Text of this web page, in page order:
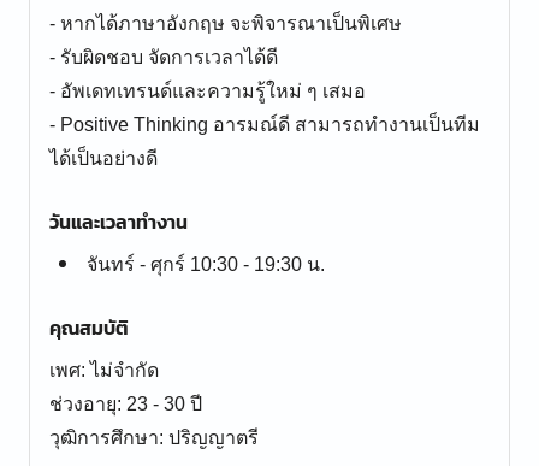
- หากได้ภาษาอังกฤษ จะพิจารณาเป็นพิเศษ
- รับผิดชอบ จัดการเวลาได้ดี
- อัพเดทเทรนด์และความรู้ใหม่ ๆ เสมอ
- Positive Thinking อารมณ์ดี สามารถทำงานเป็นทีม
ได้เป็นอย่างดี
วันและเวลาทำงาน
จันทร์ - ศุกร์ 10:30 - 19:30 น.
คุณสมบัติ
เพศ: ไม่จำกัด
ช่วงอายุ: 23 - 30 ปี